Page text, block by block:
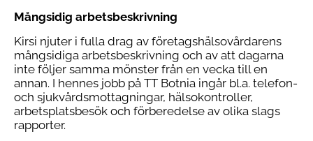
Mångsidig arbetsbeskrivning
Kirsi njuter i fulla drag av företagshälsovårdarens
mångsidiga arbetsbeskrivning och av att dagarna
inte följer samma mönster från en vecka till en
annan. I hennes jobb på TT Botnia ingår bl.a. telefon-
och sjukvårdsmottagningar, hälsokontroller,
arbetsplatsbesök och förberedelse av olika slags
rapporter.